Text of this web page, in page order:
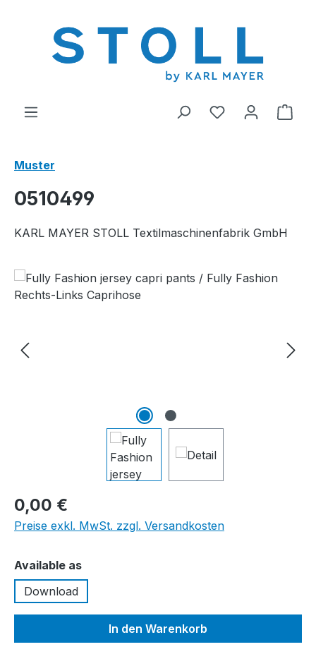
Du hast 0
Muster
0510499
KARL MAYER STOLL Textilmaschinenfabrik GmbH
Bildergalerie überspringen
0,00 €
Preise exkl. MwSt. zzgl. Versandkosten
Available asauswählen
Download
In den Warenkorb